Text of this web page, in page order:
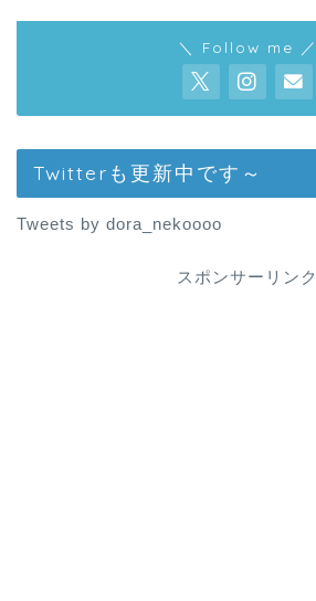
＼ Follow me ／
Twitterも更新中です～
Tweets by dora_nekoooo
スポンサーリンク